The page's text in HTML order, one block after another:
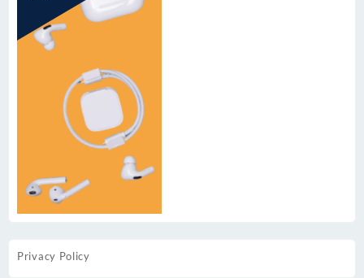
Privacy Policy